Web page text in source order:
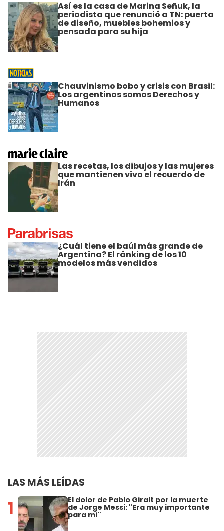
Así es la casa de Marina Señuk, la
periodista que renunció a TN: puerta
de diseño, muebles bohemios y
pensada para su hija
Chauvinismo bobo y crisis con Brasil:
Los argentinos somos Derechos y
Humanos
Las recetas, los dibujos y las mujeres
que mantienen vivo el recuerdo de
Irán
¿Cuál tiene el baúl más grande de
Argentina? El ránking de los 10
modelos más vendidos
LAS MÁS LEÍDAS
1 El dolor de Pablo Giralt por la muerte
de Jorge Messi: "Era muy importante
para mí"